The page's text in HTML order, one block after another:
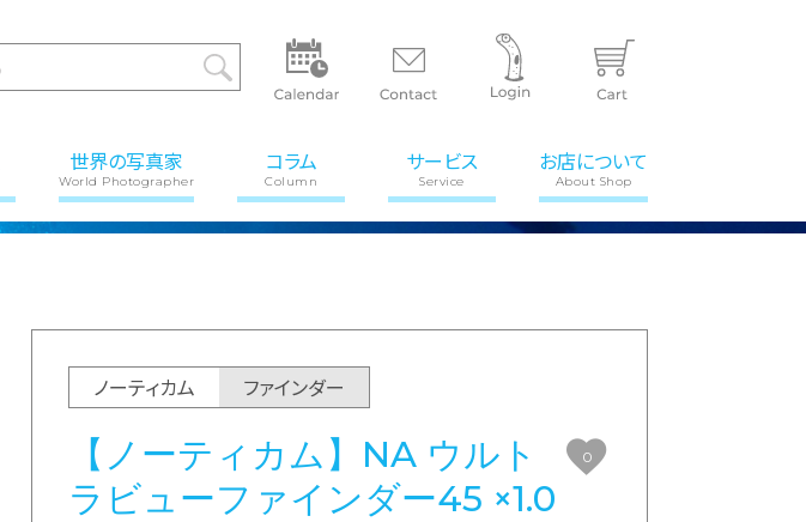
世界の写真家
World Photographer
コラム
Column
サービス
Service
お店について
About Shop
ノーティカム ファインダー
【ノーティカム】NA ウルト
ラビューファインダー45 ×1.0
0